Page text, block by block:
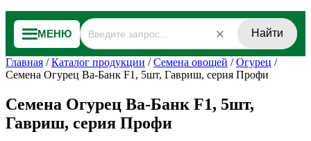
МЕНЮ Найти
Главная /Каталог продукции /Семена овощей /Огурец /
Семена Огурец Ва-Банк F1, 5шт, Гавриш, серия Профи
Семена Огурец Ва-Банк F1, 5шт,
Гавриш, серия Профи